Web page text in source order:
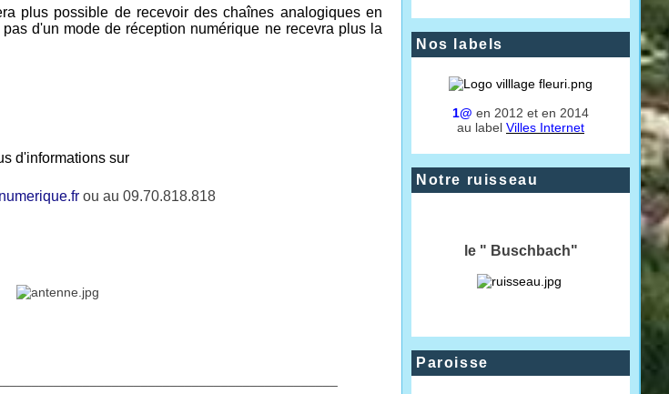
plus possible de recevoir des chaînes analogiques en
d'un mode de réception numérique ne recevra plus la
d'informations sur
ou au 09.70.818.818
Nos labels
1@ en 2012 et en 2014
au label Villes Internet
Notre ruisseau
le " Buschbach"
Paroisse